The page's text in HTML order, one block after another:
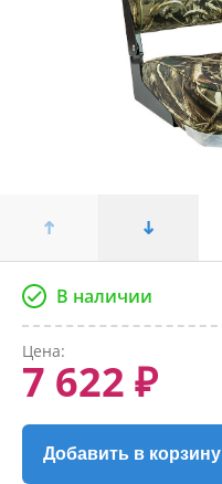
В наличии
Цена:
7 622 ₽
Добавить в корзину